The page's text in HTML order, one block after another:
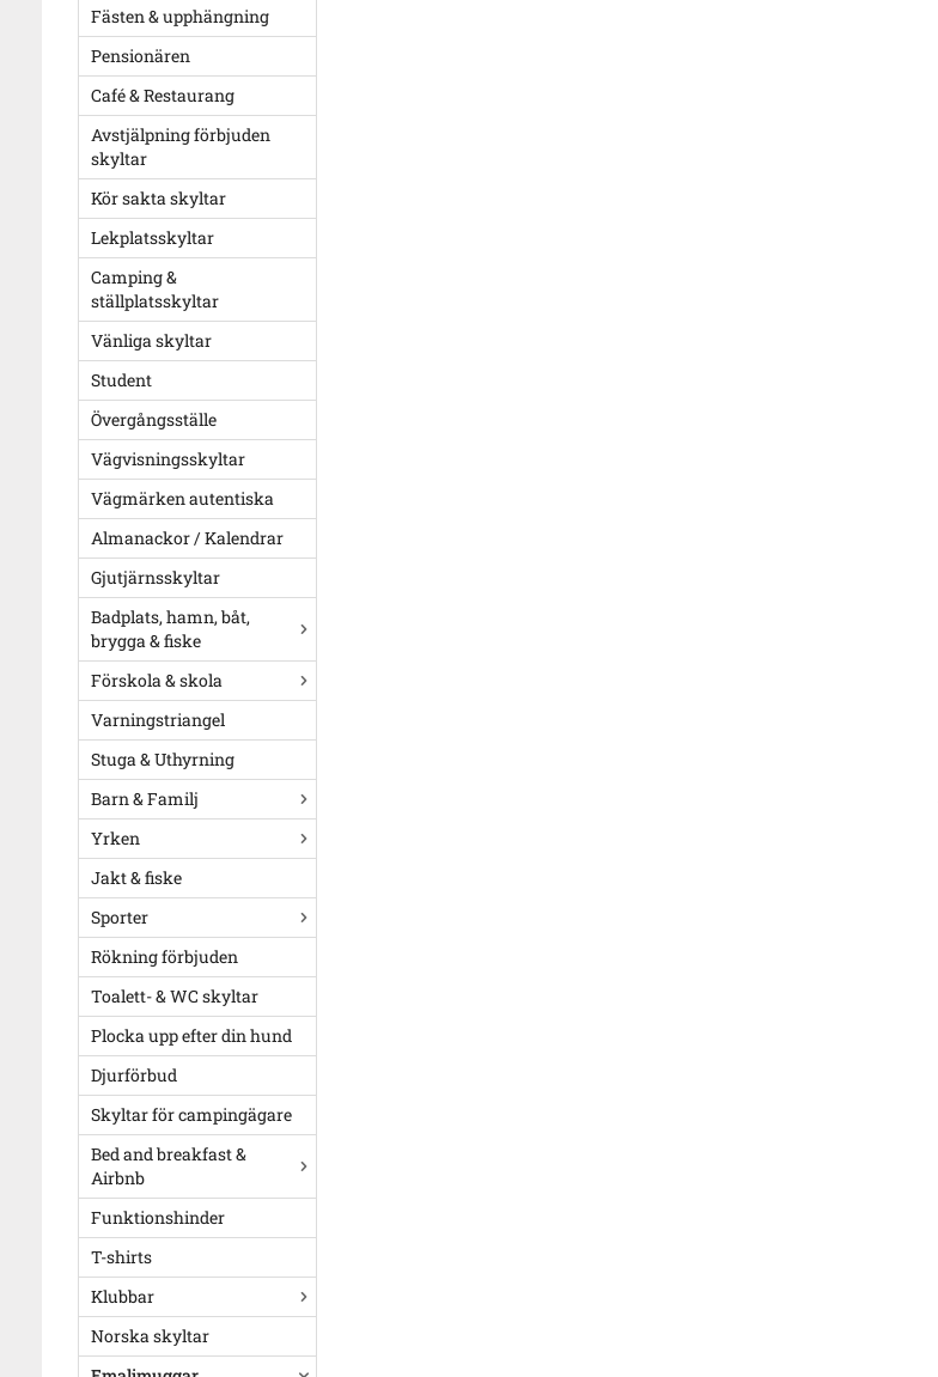
Fästen & upphängning
Pensionären
Café & Restaurang
Avstjälpning förbjuden
skyltar
Kör sakta skyltar
Lekplatsskyltar
Camping &
ställplatsskyltar
Vänliga skyltar
Student
Övergångsställe
Vägvisningsskyltar
Vägmärken autentiska
Almanackor / Kalendrar
Gjutjärnsskyltar
Badplats, hamn, båt,
brygga & fiske
Förskola & skola
Varningstriangel
Stuga & Uthyrning
Barn & Familj
Yrken
Jakt & fiske
Sporter
Rökning förbjuden
Toalett- & WC skyltar
Plocka upp efter din hund
Djurförbud
Skyltar för campingägare
Bed and breakfast &
Airbnb
Funktionshinder
T-shirts
Klubbar
Norska skyltar